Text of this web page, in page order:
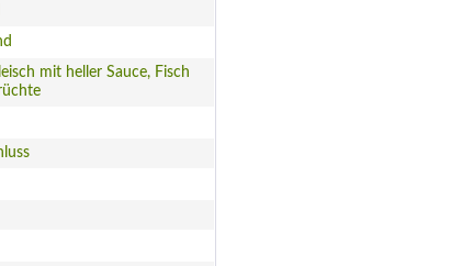
mit heller Sauce, Fisch